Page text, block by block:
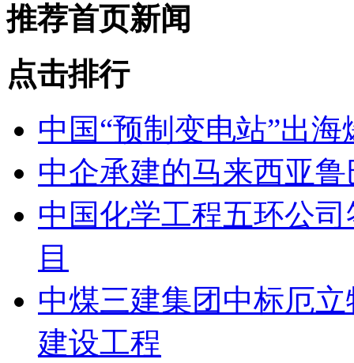
推荐首页新闻
点击排行
中国“预制变电站”出海
中企承建的马来西亚
中国化学工程五环公
目
中煤三建集团中标厄
建设工程